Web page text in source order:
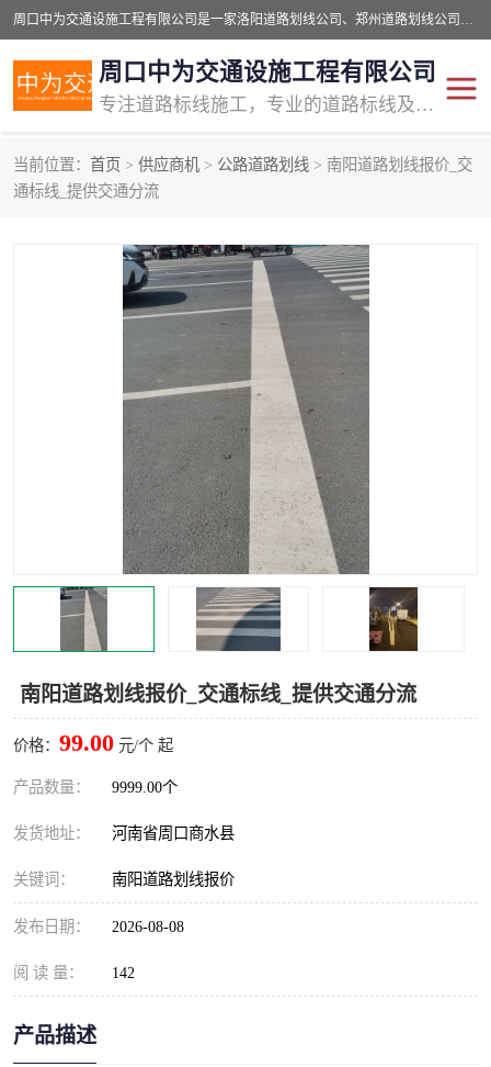
周口中为交通设施工程有限公司是一家洛阳道路划线公司、郑州道路划线公司、平顶山道路车位划线公司、开封车位划线公司、许昌道路车位划线公司、漯河道路车位划线公司，公司始终坚持“诚信、匠心、专注”的宗旨；我们的经营理念是：的服务。
周口中为交通设施工程有限公司
专注道路标线施工，专业的道路标线及交通设施施工服务商!
当前位置： 首页 > 供应商机 > 公路道路划线 > 南阳道路划线报价_交
通标线_提供交通分流
南阳道路划线报价_交通标线_提供交通分流
价格： 99.00 元/个 起
产品数量： 9999.00个
发货地址： 河南省周口商水县
关键词： 南阳道路划线报价
发布日期： 2026-08-08
阅 读 量： 142
产品描述
交通道路标线
道路标线划线 马路标线
道路划线